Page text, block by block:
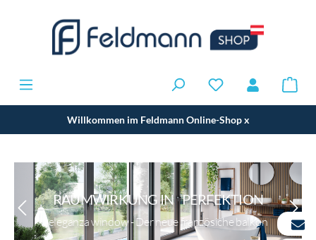
Willkommen im Feldmann Online-Shopx
RAUMWIRKUNG IN PERFEKTION
eleganza window - Der neue französiche balkon